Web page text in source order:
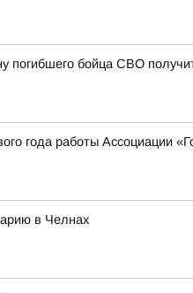
погибшего бойца СВО
года работы Ассоциации
в Челнах